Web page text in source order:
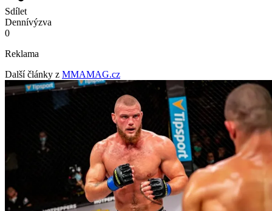
Sdílet
Dennívýzva
0
Reklama
Další články z MMAMAG.cz